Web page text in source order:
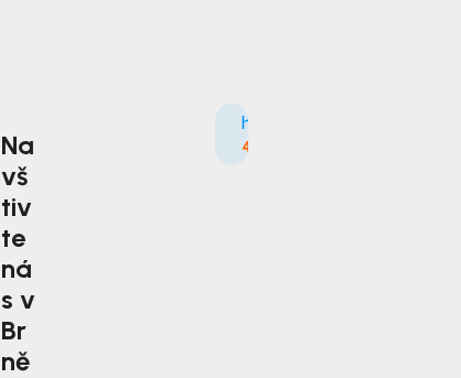
Na
vš
tiv
te
ná
s v
Br
ně
4.9